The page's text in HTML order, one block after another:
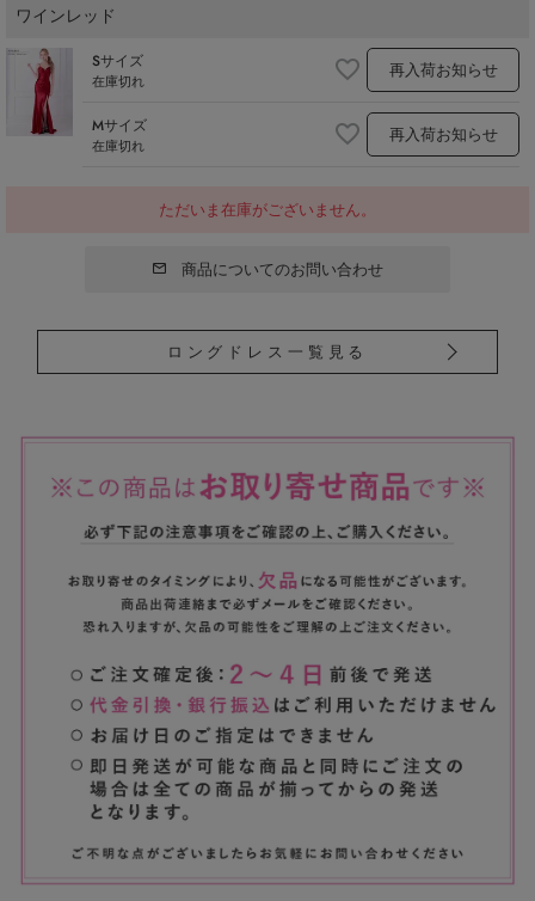
ワインレッド
Sサイズ
在庫切れ 再入荷お知らせ
Mサイズ
在庫切れ 再入荷お知らせ
ただいま在庫がございません。
商品についてのお問い合わせ
ロングドレス一覧見る